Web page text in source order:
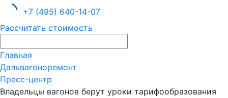
+7 (495) 640-14-07
Рассчитать стоимость
Главная
Дальвагоноремонт
Пресс-центр
Владельцы вагонов берут уроки тарифообразования